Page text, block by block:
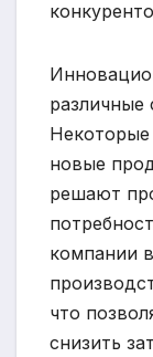
новые
решают
компании
что
снизить